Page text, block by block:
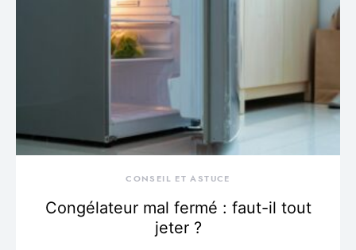
CONSEIL ET ASTUCE
Congélateur mal fermé : faut-il tout
jeter ?